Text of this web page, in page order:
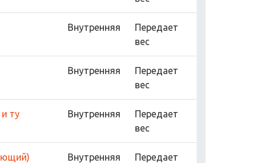
Внутренняя
Передает
вес
Внутренняя
Передает
вес
ту
Внутренняя
Передает
вес
Внутренняя
Передает